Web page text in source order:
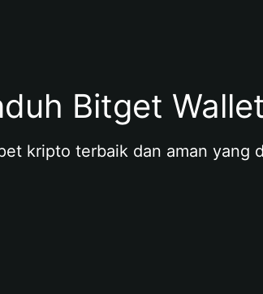
Bitget
kripto terbaik dan aman yang